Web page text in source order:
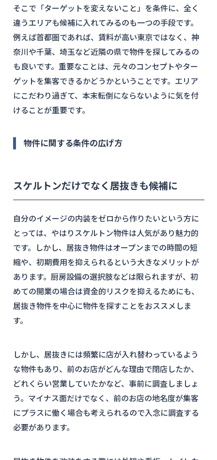
そこで「ターゲットを変えないこと」を条件に、全く
違うエリアも候補に入れてみるのも一つの手段です。
例えば首都圏であれば、賃料が高い東京ではなく、神
奈川や千葉、埼玉など近隣の県で物件を探してみるの
も良いです。重要なことは、元々のコンセプトやター
ゲットを集客できるかどうかということです。エリア
にこだわり過ぎて、本末転倒にならないように気を付
けることが重要です。
物件に関する条件の広げ方
スケルトンだけでなく居抜きも候補に
自分のイメージの内装をゼロから作りたいという方に
とっては、やはりスケルトン物件は人気があり魅力的
です。しかし、居抜き物件はオープンまでの時間の短
縮や、初期費用を抑えられるという大きなメリットが
あります。厨房設備の選択肢などは限られますが、初
めての開業の場合は資金的リスクを抑えるためにも、
居抜き物件を中心に物件を探すことをおススメしま
す。
しかし、居抜きには頻繁に店が入れ替わっているよう
な物件もあり、前のお店がどんな理由で閉店したか、
どれくらい営業していたかなど、事前に調査しましょ
う。マイナス面だけでなく、前のお店の地名度が集客
にプラスに働く場合も考えられるので入念に調査する
必要があります。